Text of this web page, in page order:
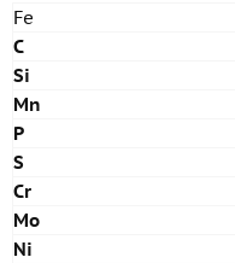
Fe
C
Si
Mn
P
S
Cr
Mo
Ni